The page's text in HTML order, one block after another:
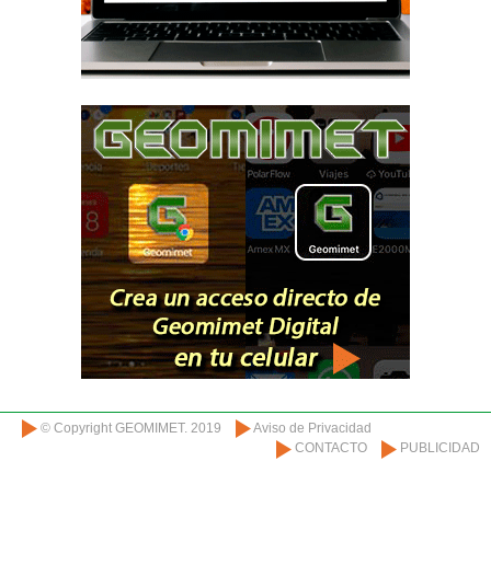
© Copyright GEOMIMET. 2019
Aviso de Privacidad
CONTACTO
PUBLICIDAD